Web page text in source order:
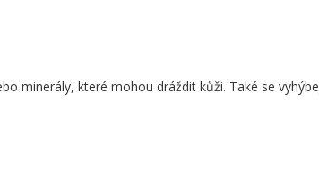
minerály, které mohou dráždit kůži. Také se